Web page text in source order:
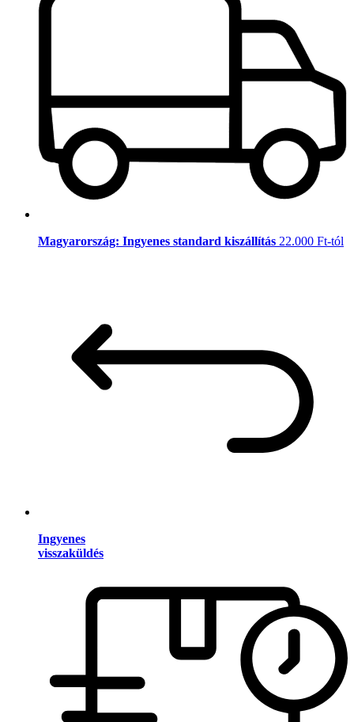
Magyarország: Ingyenes standard kiszállítás 22.000 Ft-tól
Ingyenes
visszaküldés